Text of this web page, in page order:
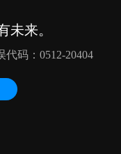
未来。
码：0512-20404